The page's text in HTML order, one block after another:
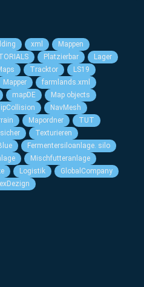
xml
Mappen
Platzierbar
Lager
Tracktor
LS19
Mapper
farmlands.xml
mapDE
Map objects
NavMesh
Mapordner
TUT
Texturieren
Fermentersiloanlage. silo
Mischfutteranlage
Logistik
GlobalCompany